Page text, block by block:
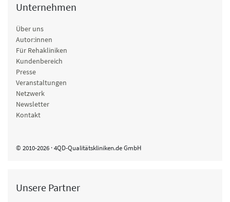
Unternehmen
Über uns
Autor:innen
Für Rehakliniken
Kundenbereich
Presse
Veranstaltungen
Netzwerk
Newsletter
Kontakt
© 2010-2026 · 4QD-Qualitätskliniken.de GmbH
Unsere Partner